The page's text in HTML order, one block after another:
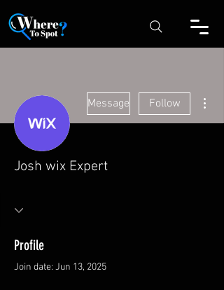
Message Follow
Josh wix Expert
Profile
Join date: Jun 13, 2025